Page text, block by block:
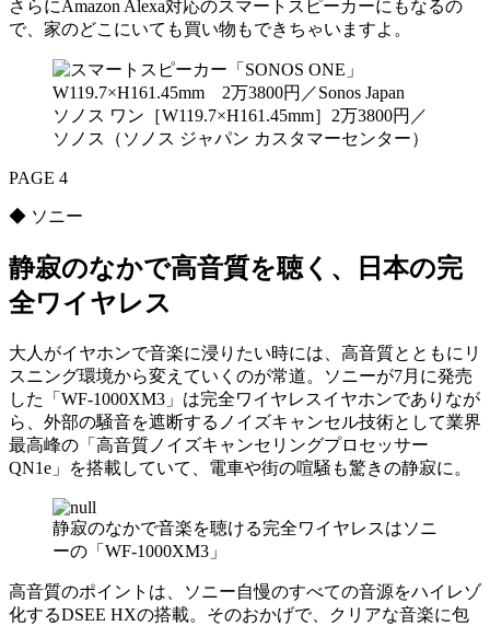
さらにAmazon Alexa対応のスマートスピーカーにもなるの
で、家のどこにいても買い物もできちゃいますよ。
ソノス ワン［W119.7×H161.45mm］2万3800円／
ソノス（ソノス ジャパン カスタマーセンター）
PAGE 4
◆ ソニー
静寂のなかで高音質を聴く、日本の完
全ワイヤレス
大人がイヤホンで音楽に浸りたい時には、高音質とともにリ
スニング環境から変えていくのが常道。ソニーが7月に発売
した「WF-1000XM3」は完全ワイヤレスイヤホンでありなが
ら、外部の騒音を遮断するノイズキャンセル技術として業界
最高峰の「高音質ノイズキャンセリングプロセッサー
QN1e」を搭載していて、電車や街の喧騒も驚きの静寂に。
静寂のなかで音楽を聴ける完全ワイヤレスはソニ
ーの「WF-1000XM3」
高音質のポイントは、ソニー自慢のすべての音源をハイレゾ
化するDSEE HXの搭載。そのおかげで、クリアな音楽に包